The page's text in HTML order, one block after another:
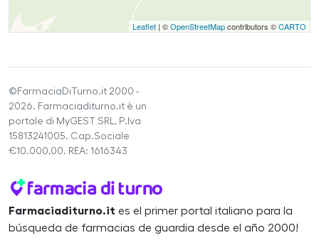
Leaflet | ©OpenStreetMapcontributors ©CARTO
©FarmaciaDiTurno.it 2000 -
2026. Farmaciaditurno.it è un
portale di MyGEST SRL, P.Iva
15813241005. Cap.Sociale
€10.000,00. REA: 1616343
Farmaciaditurno.it es el primer portal italiano para la
búsqueda de farmacias de guardia desde el año 2000!